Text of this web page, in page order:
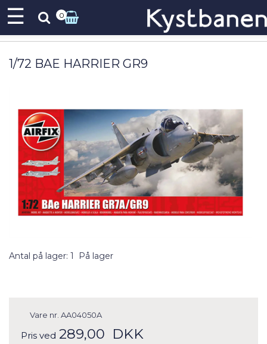
☰ 0
1/72 BAE HARRIER GR9
Antal på lager: 1 På lager
Vare nr. AA04050A
Pris ved 289,00 DKK